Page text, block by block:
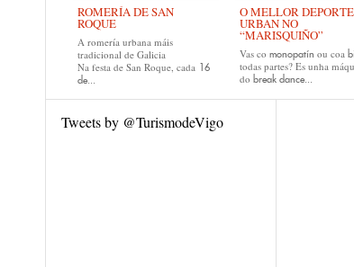
ROMERÍA DE SAN
ROQUE
A romería urbana máis
tradicional de Galicia
Na festa de San Roque, cada 16
de...
O MELLOR DEPORTE
URBAN NO
“MARISQUIÑO”
Vas co monopatín ou coa
todas partes? Es unha
do break dance...
Tweets by @TurismodeVigo